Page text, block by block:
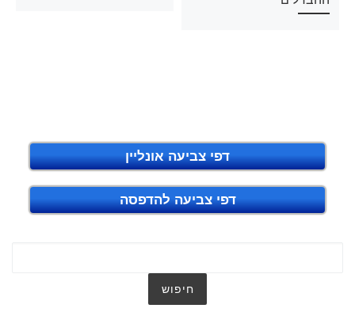
דפי צביעה אונליין
דפי צביעה להדפסה